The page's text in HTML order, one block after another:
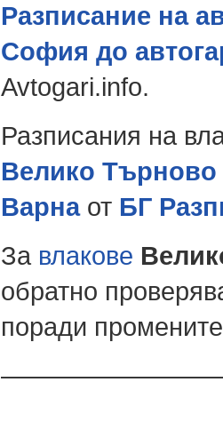
Разписание на
София до
Avtogari.info.
Разписания на
Велико Търново
Варнаот БГ
За влакове
обратно
поради